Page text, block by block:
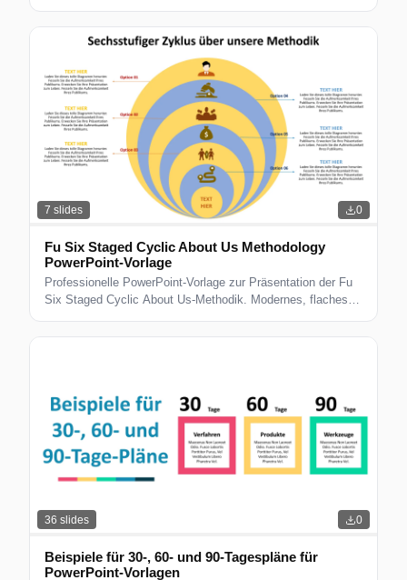
7 slides 0
Fu Six Staged Cyclic About Us Methodology
PowerPoint-Vorlage
Professionelle PowerPoint-Vorlage zur Präsentation der Fu
Six Staged Cyclic About Us-Methodik. Modernes, flaches
36 slides 0
Beispiele für 30-, 60- und 90-Tagespläne für
PowerPoint-Vorlagen